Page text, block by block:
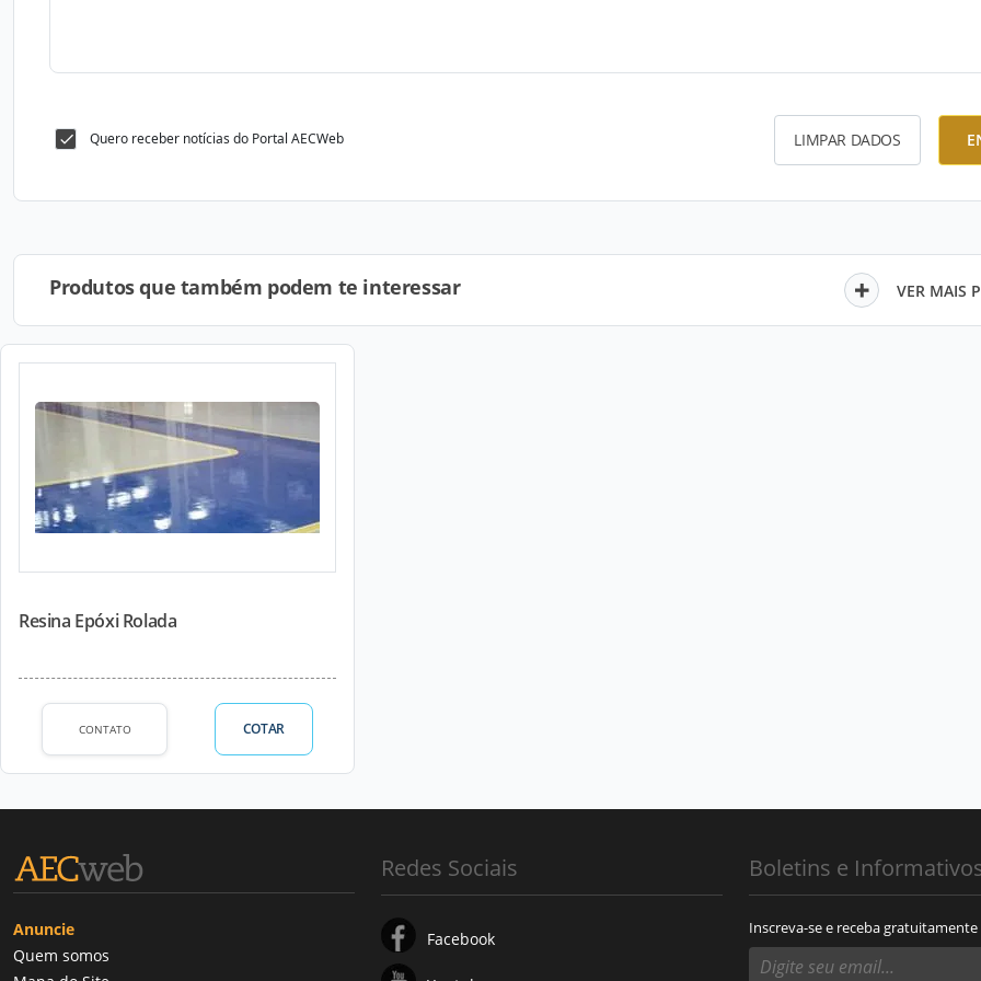
Quero receber notícias do Portal AECWeb LIMPAR DADOS
Produtos que também podem te interessar VER MAIS
Resina Epóxi Rolada
CONTATO COTAR
Anuncie
Quem somos
Redes Sociais
Facebook
Boletins e
Inscreva-se e receba gratuitamente